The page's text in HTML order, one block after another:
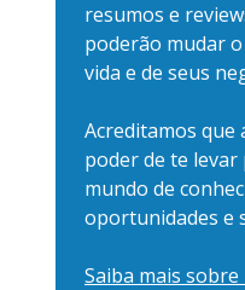
resumos e
poderão mudar
vida e de seus
Acreditamos que
poder de te
mundo de
oportunidades e
Saiba mais sobre